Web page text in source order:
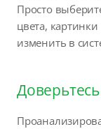
Просто
цвета,
изменить в